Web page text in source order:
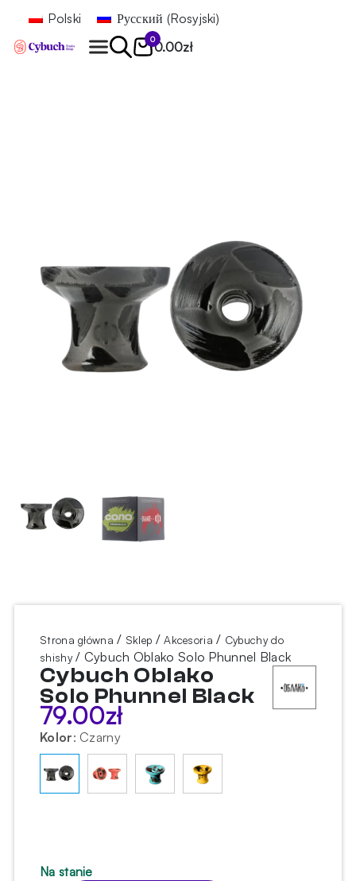
Polski Русский (Rosyjski)
0
0.00zł
Strona główna / Sklep /Akcesoria / Cybuchy do
shishy/ Cybuch Oblako Solo Phunnel Black
Cybuch Oblako
Solo Phunnel Black
79.00zł
Kolor: Czarny
Na stanie